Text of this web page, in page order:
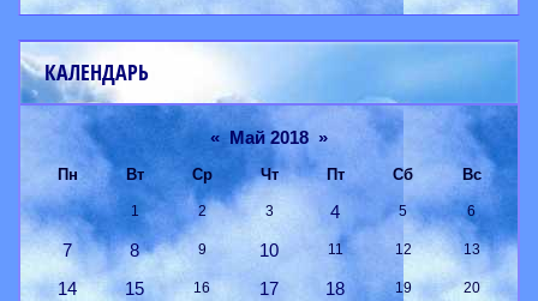
КАЛЕНДАРЬ
« Май 2018 »
Пн Вт Ср Чт Пт Сб Вс
1 2 3 4 5 6
7 8 9 10 11 12 13
14 15 16 17 18 19 20